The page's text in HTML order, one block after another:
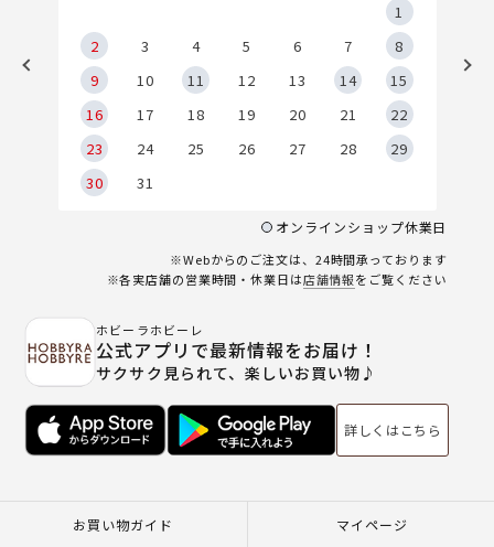
1
2
3 4 5 6 7
8
9
10 11 12 13 14
15
16
17 18 19 20 21
22
23
24 25 26 27 28
29
30
31
オンラインショップ休業日
※Webからのご注文は、24時間承っております
※各実店舗の営業時間・休業日は店舗情報をご覧ください
ホビーラホビーレ
公式アプリで最新情報をお届け！
サクサク見られて、楽しいお買い物♪
詳しくはこちら
お買い物ガイド マイページ